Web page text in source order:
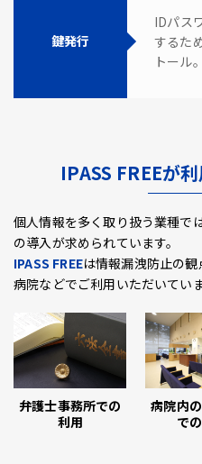
鍵発行
IDパス
するた
トール。
IPASS FREEが
個人情報を多く取り扱う業種で
の導入が求められています。
IPASS FREEは情報漏洩防止の観
病院などでご利用いただいていま
弁護士事務所での
利用
病院内
で